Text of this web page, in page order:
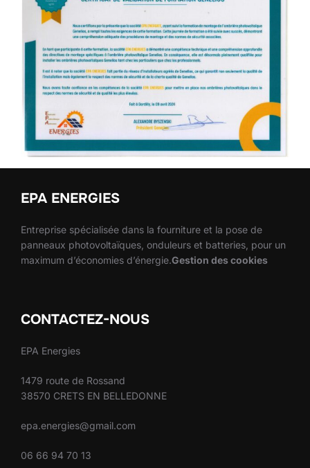
EPA ENERGIES
Entreprise spécialisée dans la fourniture et la pose de
panneaux photovoltaïques, onduleurs et batteries, pour un
maximum d’économies d’énergie.Gestion des cookies
CONTACTEZ-NOUS
EPA Energies
1479 route de Rossand
38570 CRETS EN BELLEDONNE
epa.energies@gmail.com
06 66 94 70 13